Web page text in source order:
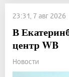
23:31, 7 авг 2026
В
центр WB
Новости